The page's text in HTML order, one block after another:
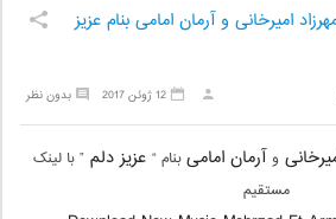
امیرخانی و آرمان امامی بنام عزیز
بدون نظر 12 ژوئن 2017
وآرمان امامیبنام “ عزیز دلم” با لینک
مستقیم